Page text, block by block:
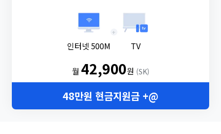
인터넷 500M
+
TV
월 42,900원 (SK)
48만원 현금지원금 +@